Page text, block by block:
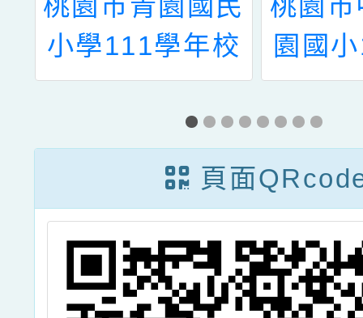
園國小114學年
度親職教育講座
錄取及備取名單
獎助
育教
賽
頁面